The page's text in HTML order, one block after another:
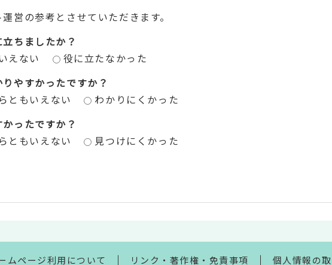
営の参考とさせていただきます。
ちましたか？
えない
役に立たなかった
やすかったですか？
ともいえない
わかりにくかった
ったですか？
ともいえない 見つけにくかった
ムページ利用について リンク・著作権・免責事項 個人情報の